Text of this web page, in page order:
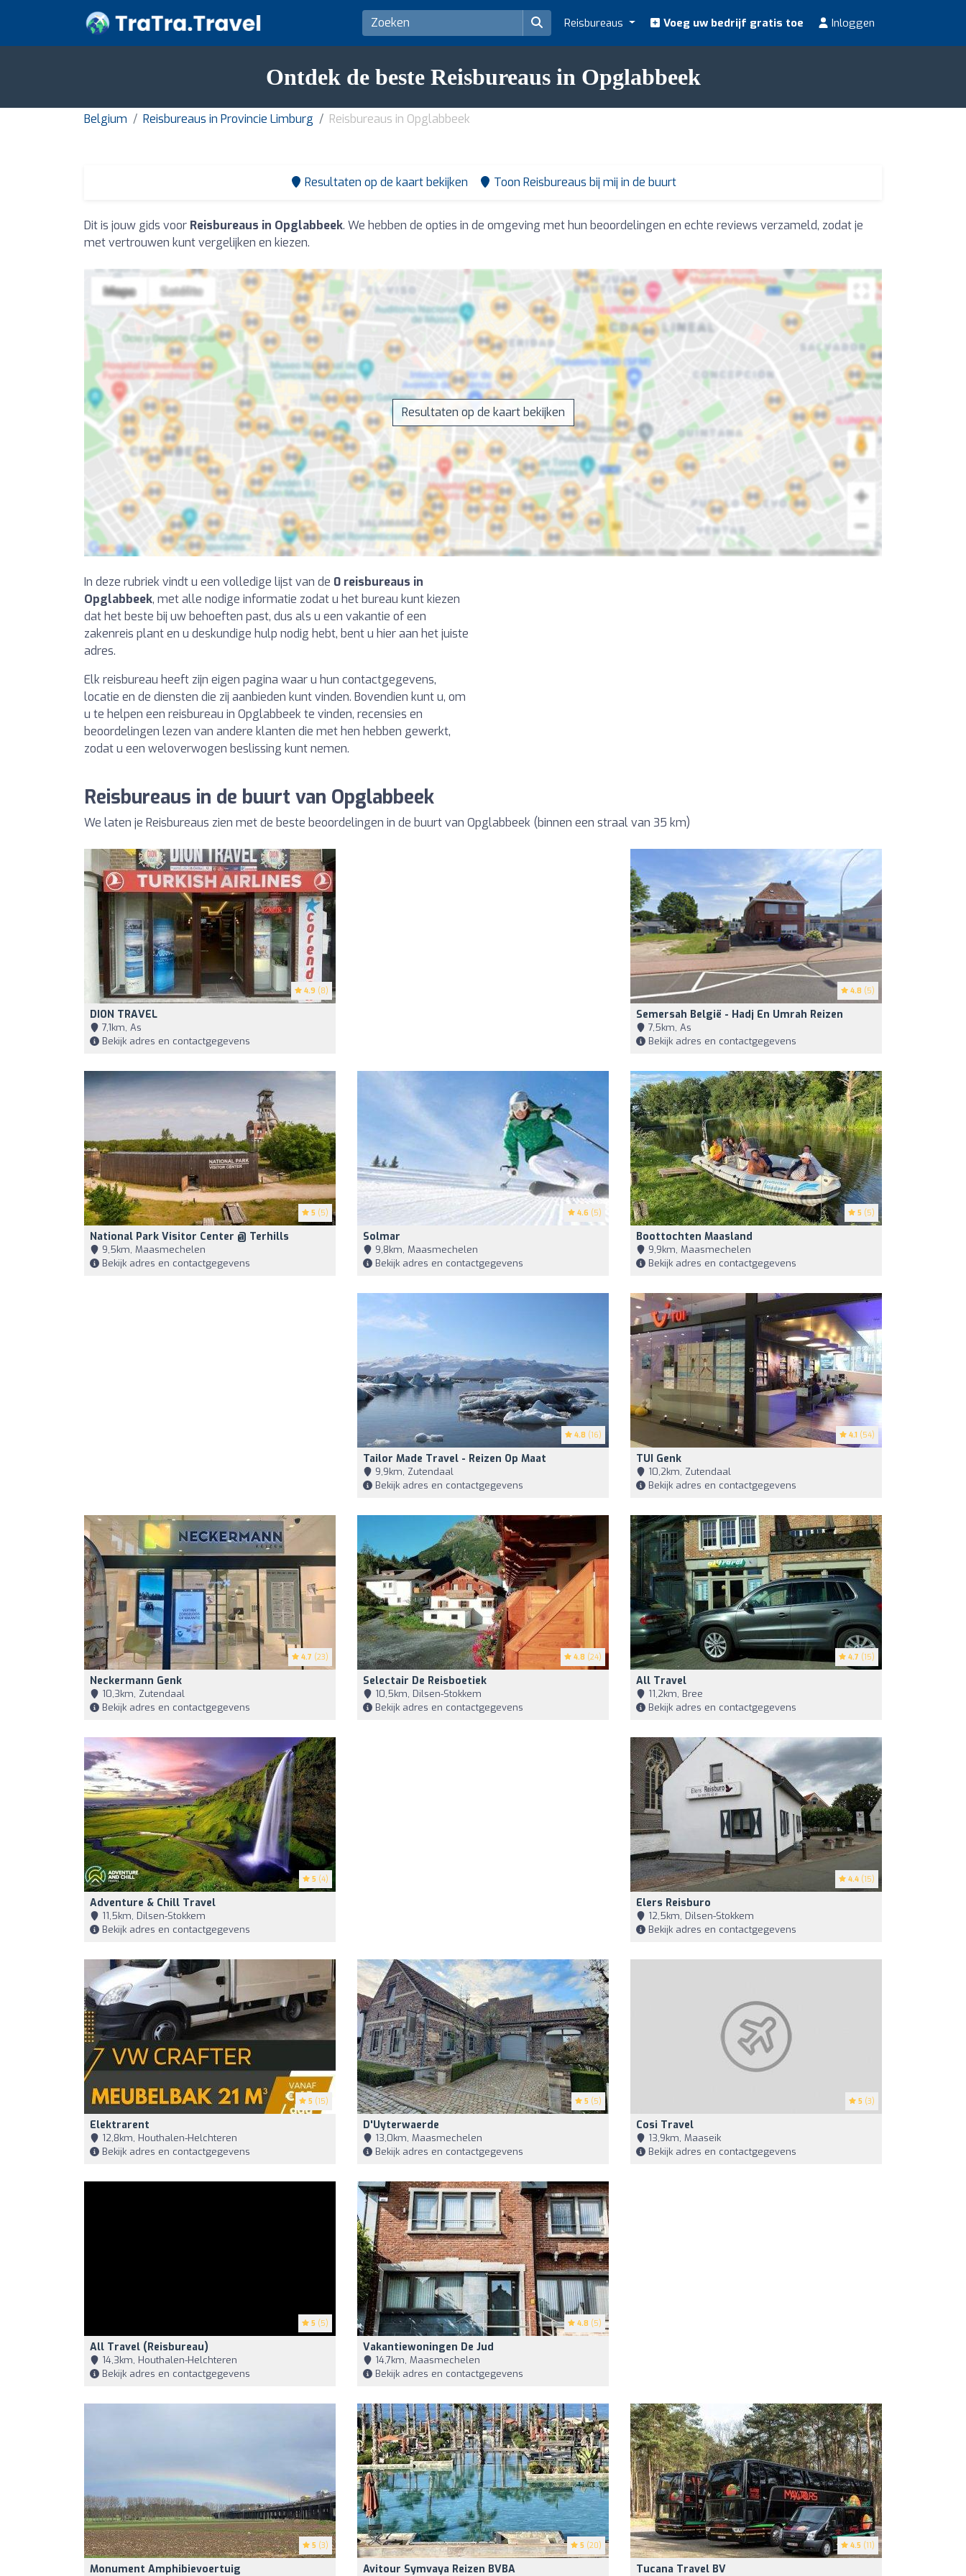
Reisbureaus Voeg uw bedrijf gratis toe Inloggen
Ontdek de beste Reisbureaus in Opglabbeek
Belgium Reisbureaus in Provincie Limburg Reisbureaus in Opglabbeek
Resultaten op de kaart bekijken Toon Reisbureaus bij mij in de buurt
Dit is jouw gids voor Reisbureaus in Opglabbeek. We hebben de opties in de omgeving met hun beoordelingen en echte reviews verzameld, zodat je
met vertrouwen kunt vergelijken en kiezen.
Resultaten op de kaart bekijken
In deze rubriek vindt u een volledige lijst van de 0 reisbureaus in
Opglabbeek, met alle nodige informatie zodat u het bureau kunt kiezen
dat het beste bij uw behoeften past, dus als u een vakantie of een
zakenreis plant en u deskundige hulp nodig hebt, bent u hier aan het juiste
adres.
Elk reisbureau heeft zijn eigen pagina waar u hun contactgegevens,
locatie en de diensten die zij aanbieden kunt vinden. Bovendien kunt u, om
u te helpen een reisbureau in Opglabbeek te vinden, recensies en
beoordelingen lezen van andere klanten die met hen hebben gewerkt,
zodat u een weloverwogen beslissing kunt nemen.
Reisbureaus in de buurt van Opglabbeek
We laten je Reisbureaus zien met de beste beoordelingen in de buurt van Opglabbeek (binnen een straal van 35 km)
4.9 (8)
DION TRAVEL
7,1km, As
Bekijk adres en contactgegevens
4.8 (5)
Semersah België - Hadj En Umrah Reizen
7,5km, As
Bekijk adres en contactgegevens
5 (5)
National Park Visitor Center @ Terhills
9,5km, Maasmechelen
Bekijk adres en contactgegevens
4.6 (5)
Solmar
9,8km, Maasmechelen
Bekijk adres en contactgegevens
5 (5)
Boottochten Maasland
9,9km, Maasmechelen
Bekijk adres en contactgegevens
4.8 (16)
Tailor Made Travel - Reizen Op Maat
9,9km, Zutendaal
Bekijk adres en contactgegevens
4.1 (54)
TUI Genk
10,2km, Zutendaal
Bekijk adres en contactgegevens
4.7 (23)
Neckermann Genk
10,3km, Zutendaal
Bekijk adres en contactgegevens
4.8 (24)
Selectair De Reisboetiek
10,5km, Dilsen-Stokkem
Bekijk adres en contactgegevens
4.7 (15)
All Travel
11,2km, Bree
Bekijk adres en contactgegevens
5 (4)
Adventure & Chill Travel
11,5km, Dilsen-Stokkem
Bekijk adres en contactgegevens
4.4 (15)
Elers Reisburo
12,5km, Dilsen-Stokkem
Bekijk adres en contactgegevens
5 (15)
Elektrarent
12,8km, Houthalen-Helchteren
Bekijk adres en contactgegevens
5 (5)
D'Uyterwaerde
13,0km, Maasmechelen
Bekijk adres en contactgegevens
5 (3)
Cosi Travel
13,9km, Maaseik
Bekijk adres en contactgegevens
5 (5)
All Travel (Reisbureau)
14,3km, Houthalen-Helchteren
Bekijk adres en contactgegevens
4.8 (5)
Vakantiewoningen De Jud
14,7km, Maasmechelen
Bekijk adres en contactgegevens
5 (3)
Monument Amphibievoertuig
5 (20)
Avitour Symvaya Reizen BVBA
4.5 (11)
Tucana Travel BV